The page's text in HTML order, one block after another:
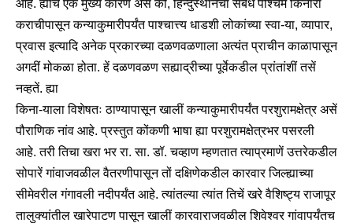
आहे. ह्याचें एक मुख्य कारण असें कीं, हिंन्दुस्थानचा सबंध पश्चिम किनारा
कराचीपासून कन्याकुमारीपर्यंत पाश्चात्त्य धाडशी लोकांच्या स्वा-या, व्यापार,
प्रवास इत्यादि अनेक प्रकारच्या दळणवळणाला अत्यंत प्राचीन काळापासून
अगदीं मोकळा होता. हें दळणवळण सह्याद्रीच्या पूर्वेकडील प्रांतांशीं तसें
नव्हतें. ह्या
किना-याला विशेषतः ठाण्यापासून खालीं कन्याकुमारीपर्यंत परशुरामक्षेत्र असें
पौराणिक नांव आहे. प्रस्तुत कोंकणी भाषा ह्या परशुरामक्षेत्रभर पसरली
आहे. तरी तिचा खरा भर रा. सा. डॉ. चव्हाण म्हणतात त्याप्रमाणें उत्तरेकडील
सोपारें गांवाजवळील वैतरणीपासून तों दक्षिणेकडील कारवार जिल्ह्याच्या
सीमेवरील गंगावली नदीपर्यंत आहे. त्यांतल्या त्यांत तिचें खरे वैशिष्ट्य राजापूर
तालुक्यांतील खारेपाटण पासून खालीं कारवाराजवळील शिवेश्वर गांवापर्यंतच